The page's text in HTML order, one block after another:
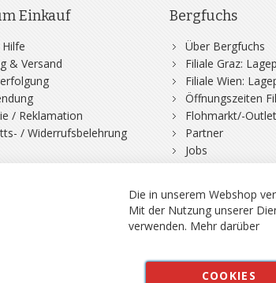
Einkauf
& Versand
/ Reklamation
/ Widerrufsbelehrung
Bergfuchs
Über Bergfuchs
Filiale Graz:
Filiale Wien:
Öffnungszeiten
Flohmarkt/-
Partner
Jobs
Vertrag widerrufen Kontakt
Die in unserem Webshop
Mit der Nutzung unserer
verwenden. Mehr darüber
COOKIES